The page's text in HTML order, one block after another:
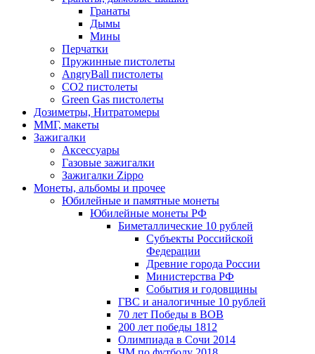
Гранаты
Дымы
Мины
Перчатки
Пружинные пистолеты
AngryBall пистолеты
CO2 пистолеты
Green Gas пистолеты
Дозиметры, Нитратомеры
ММГ, макеты
Зажигалки
Аксессуары
Газовые зажигалки
Зажигалки Zippo
Монеты, альбомы и прочее
Юбилейные и памятные монеты
Юбилейные монеты РФ
Биметаллические 10 рублей
Субъекты Российской
Федерации
Древние города России
Министерства РФ
События и годовщины
ГВС и аналогичные 10 рублей
70 лет Победы в ВОВ
200 лет победы 1812
Олимпиада в Сочи 2014